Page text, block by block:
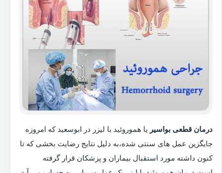
درمان قطعی بواسیر یا هموروئید با لیزر در ابوسعید که امروزه
جایگزین عمل های سنتی شده،به دلیل نتایج رضایت بخشی که تا
کنون داشته مورد استقبال بیماران و پزشکان قرار گرفته